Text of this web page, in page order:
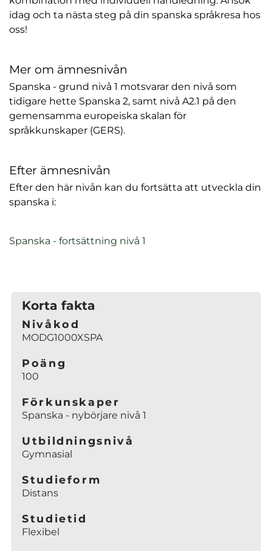
idag och ta nästa steg på din spanska språkresa hos
oss!
Mer om ämnesnivån
Spanska - grund nivå 1 motsvarar den nivå som
tidigare hette Spanska 2, samt nivå A2.1 på den
gemensamma europeiska skalan för
språkkunskaper (GERS).
Efter ämnesnivån
Efter den här nivån kan du fortsätta att utveckla din
spanska i:
Spanska - fortsättning nivå 1
Korta fakta
Nivåkod
MODG1000XSPA
Poäng
100
Förkunskaper
Spanska - nybörjare nivå 1
Utbildningsnivå
Gymnasial
Studieform
Distans
Studietid
Flexibel